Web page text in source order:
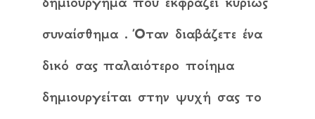
συναίσθημα . Όταν διαβάζετε ένα
δικό σας παλαιότερο ποίημα
δημιουργείται στην ψυχή σας το